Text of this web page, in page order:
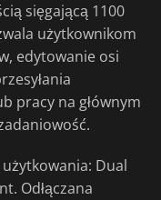
sięgającą 1100
użytkownikom
edytowanie osi
pracy na głównym
Dual
Odłączana